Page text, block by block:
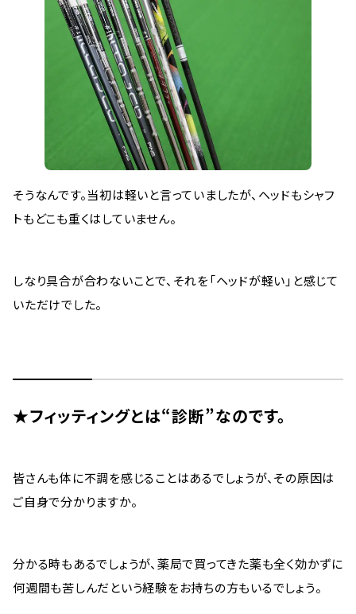
そうなんです。当初は軽いと言っていましたが、ヘッドもシャフ
トもどこも重くはしていません。
しなり具合が合わないことで、それを「ヘッドが軽い」と感じて
いただけでした。
★フィッティングとは“診断”なのです。
皆さんも体に不調を感じることはあるでしょうが、その原因は
ご自身で分かりますか。
分かる時もあるでしょうが、薬局で買ってきた薬も全く効かずに
何週間も苦しんだという経験をお持ちの方もいるでしょう。